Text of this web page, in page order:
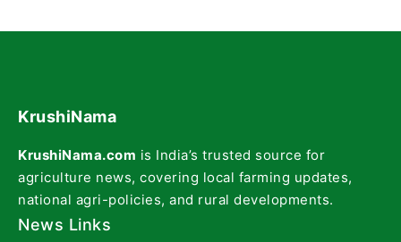
KrushiNama
KrushiNama.com is India’s trusted source for
agriculture news, covering local farming updates,
national agri-policies, and rural developments.
News Links